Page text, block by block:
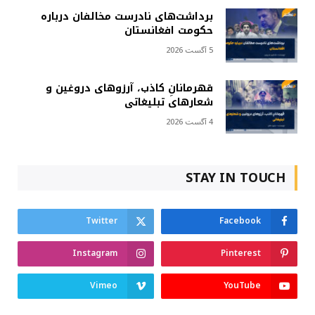
برداشت‌های نادرست مخالفان درباره
حکومت افغانستان
5 آگست 2026
قهرمانانِ کاذب، آرزوهای دروغین و
شعارهای تبلیغاتی
4 آگست 2026
STAY IN TOUCH
Facebook
Twitter
Pinterest
Instagram
YouTube
Vimeo